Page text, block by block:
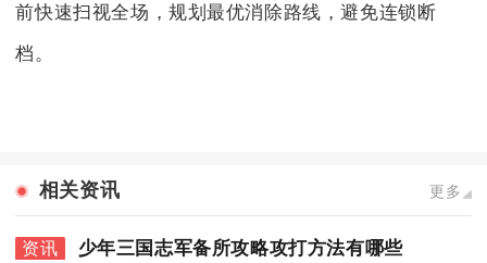
前快速扫视全场，规划最优消除路线，避免连锁断
档。
相关资讯 更多
少年三国志军备所攻略攻打方法有哪些